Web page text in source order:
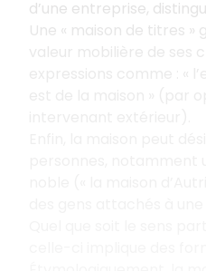
d’une entreprise,
Une « maison de titres